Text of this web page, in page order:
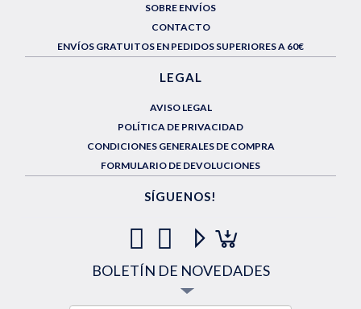
SOBRE ENVÍOS
CONTACTO
ENVÍOS GRATUITOS EN PEDIDOS SUPERIORES A 60€
LEGAL
AVISO LEGAL
POLÍTICA DE PRIVACIDAD
CONDICIONES GENERALES DE COMPRA
FORMULARIO DE DEVOLUCIONES
SÍGUENOS!
BOLETÍN DE NOVEDADES